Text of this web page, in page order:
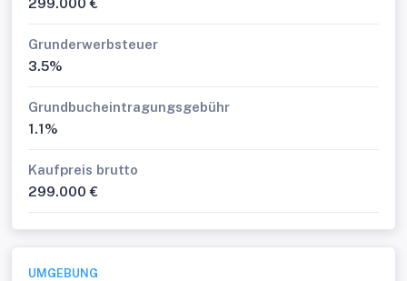
sind unsererseits ohne Gewähr.
Nähere Informationen sowie unsere AGBs und die
Nebenkostenübersichtsblatt finden Sie auf unserer
Objekt-Exposés!
299.000 €
Grunderwerbsteuer
3.5%
Grundbucheintragungsgebühr
1.1%
Kaufpreis brutto
299.000 €
UMGEBUNG